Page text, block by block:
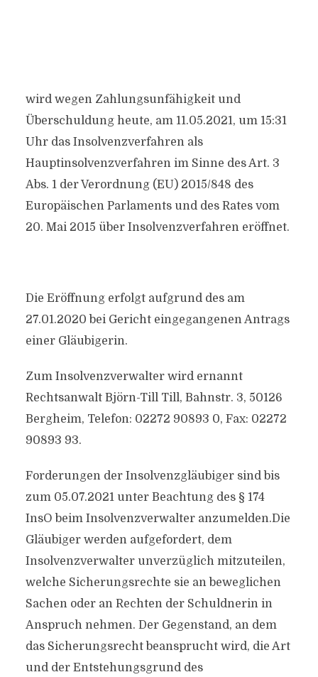
wird wegen Zahlungsunfähigkeit und
Überschuldung heute, am 11.05.2021, um 15:31
Uhr das Insolvenzverfahren als
Hauptinsolvenzverfahren im Sinne des Art. 3
Abs. 1 der Verordnung (EU) 2015/848 des
Europäischen Parlaments und des Rates vom
20. Mai 2015 über Insolvenzverfahren eröffnet.
Die Eröffnung erfolgt aufgrund des am
27.01.2020 bei Gericht eingegangenen Antrags
einer Gläubigerin.
Zum Insolvenzverwalter wird ernannt
Rechtsanwalt Björn-Till Till, Bahnstr. 3, 50126
Bergheim, Telefon: 02272 90893 0, Fax: 02272
90893 93.
Forderungen der Insolvenzgläubiger sind bis
zum 05.07.2021 unter Beachtung des § 174
InsO beim Insolvenzverwalter anzumelden.Die
Gläubiger werden aufgefordert, dem
Insolvenzverwalter unverzüglich mitzuteilen,
welche Sicherungsrechte sie an beweglichen
Sachen oder an Rechten der Schuldnerin in
Anspruch nehmen. Der Gegenstand, an dem
das Sicherungsrecht beansprucht wird, die Art
und der Entstehungsgrund des